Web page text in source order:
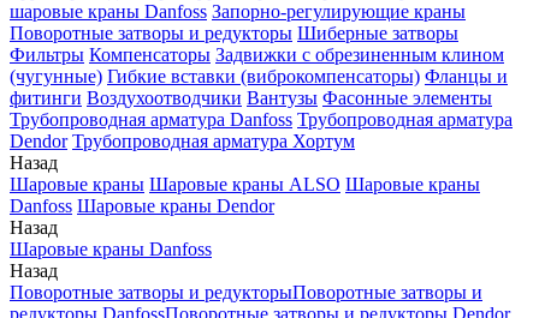
шаровые краны Danfoss Запорно-регулирующие краны
Поворотные затворы и редукторы Шиберные затворы
Фильтры Компенсаторы Задвижки с обрезиненным клином
(чугунные) Гибкие вставки (виброкомпенсаторы) Фланцы и
фитинги Воздухоотводчики Вантузы Фасонные элементы
Трубопроводная арматура Danfoss Трубопроводная арматура
Dendor Трубопроводная арматура Хортум
Назад
Шаровые краны Шаровые краны ALSO Шаровые краны
Danfoss Шаровые краны Dendor
Назад
Шаровые краны Danfoss
Назад
Поворотные затворы и редукторыПоворотные затворы и
редукторы DanfossПоворотные затворы и редукторы Dendor